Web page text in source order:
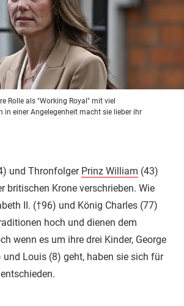
Rolle als "Working Royal" mit viel
in einer Angelegenheit macht sie lieber ihr
und Thronfolger Prinz William (43)
britischen Krone verschrieben. Wie
II. (†96) und König Charles (77)
hoch und dienen dem
wenn es um ihre drei Kinder, George
und Louis (8) geht, haben sie sich für